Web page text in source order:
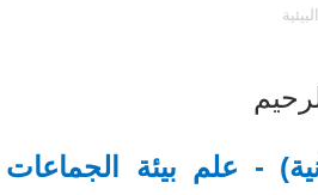
و د.مهندس / محمد بن عبد الله القحطاني
- علم بيئة الجماعات